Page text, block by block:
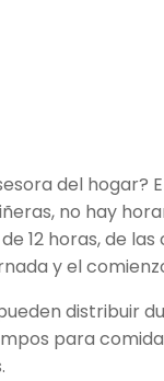
del hogar?
no hay
12 horas, de
y el
distribuir
para